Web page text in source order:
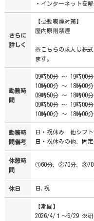
・インターネットを
さらに
詳しく
【受動喫煙対策】
屋内原則禁煙
※こちらの求人は株式
ます。
勤務時
間
09時50分 ～ 19時00分
10時00分 ～ 18時00分
09時50分 ～ 18時00分
09時50分 ～ 19時00分
10時00分 ～ 18時00分
勤務時
間備考
日・祝休み 他シフト
日・祝休みの他、固
休憩時
間
①60分、②70分、③70
休日 日,祝
【期間】
2026/4/１～5/29 ※研